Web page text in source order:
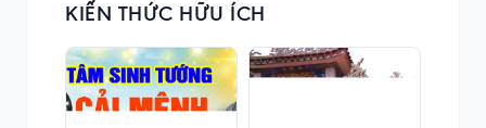
KIẾN THỨC HỮU ÍCH